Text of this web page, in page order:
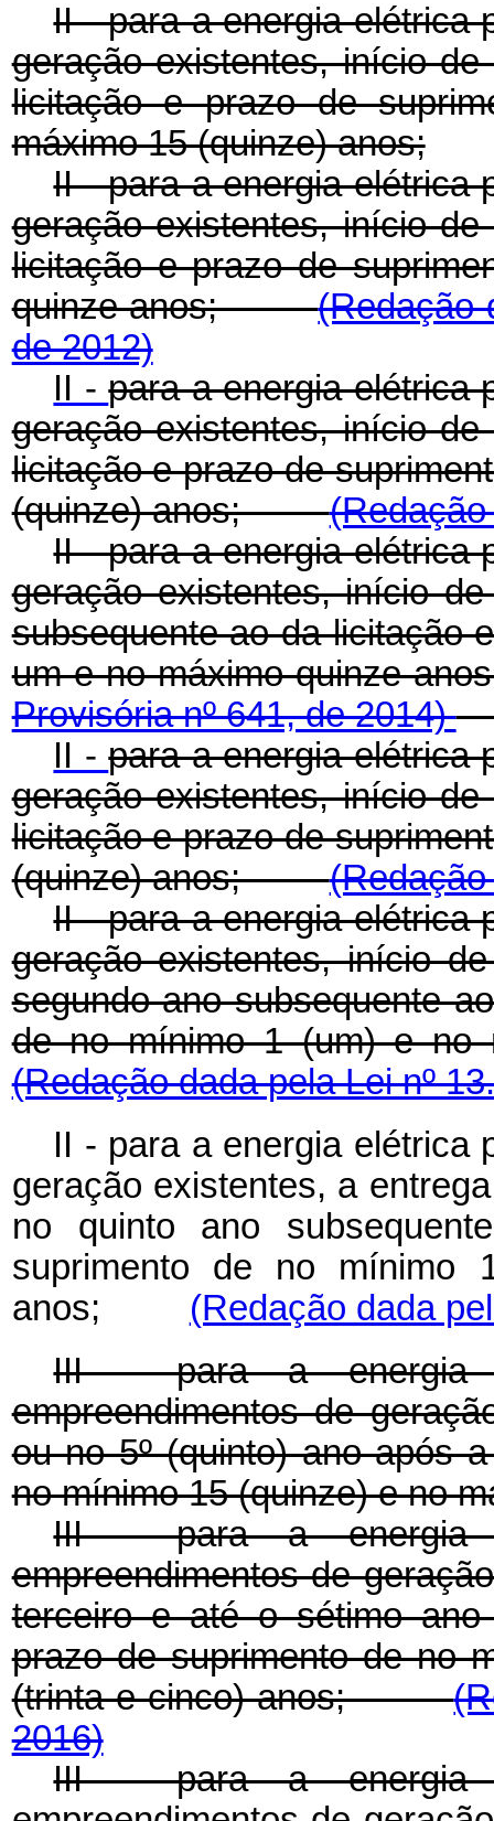
II - para a energia elétrica
geração existentes, início
licitação e prazo de
máximo 15 (quinze) anos;
II - para a energia elétrica
geração existentes, início
licitação e prazo de
quinze anos;(Redação
de 2012)
II -para a energia elétrica
geração existentes, início
licitação e prazo de
(quinze) anos;(Redação
II - para a energia elétrica
geração existentes, início
subsequente ao da licitação
um e no máximo
Provisória nº 641, de 2014)
II -para a energia elétrica
geração existentes, início
licitação e prazo de
(quinze) anos;(Redação
II - para a energia elétrica
geração existentes, início
segundo ano subsequente
de no mínimo 1 (um) e
(Redação dada pela Lei nº
II - para a energia elétrica
geração existentes, a
no quinto ano
suprimento de no mínimo
anos; (Redação dada
III - para a energia
empreendimentos de
ou no 5º (quinto) ano após
no mínimo 15 (quinze) e no
III - para a energia
empreendimentos de
terceiro e até o sétimo
prazo de suprimento de no
(trinta e cinco) anos;
2016)
III - para a energia